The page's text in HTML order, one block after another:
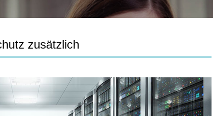
zusätzlich